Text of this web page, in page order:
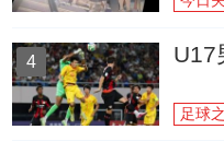
4 U17
足球